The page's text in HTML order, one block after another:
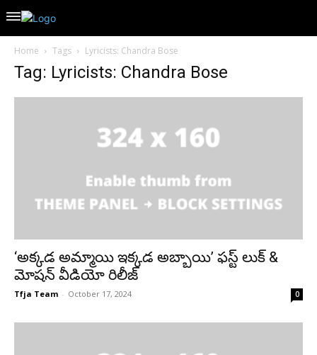
Home Tags Lyricists: Chandra Bose
Tag: Lyricists: Chandra Bose
‘అక్కడ అమ్మాయి ఇక్కడ అబ్బాయి’ ఫస్ట్ లుక్ &
మోషన్ వీడియో రిలీజ్
Tfja Team - October 17, 2024 0